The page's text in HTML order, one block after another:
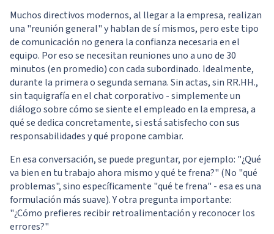
Muchos directivos modernos, al llegar a la empresa, realizan
una "reunión general" y hablan de sí mismos, pero este tipo
de comunicación no genera la confianza necesaria en el
equipo. Por eso se necesitan reuniones uno a uno de 30
minutos (en promedio) con cada subordinado. Idealmente,
durante la primera o segunda semana. Sin actas, sin RR.HH.,
sin taquigrafía en el chat corporativo - simplemente un
diálogo sobre cómo se siente el empleado en la empresa, a
qué se dedica concretamente, si está satisfecho con sus
responsabilidades y qué propone cambiar.
En esa conversación, se puede preguntar, por ejemplo: "¿Qué
va bien en tu trabajo ahora mismo y qué te frena?" (No "qué
problemas", sino específicamente "qué te frena" - esa es una
formulación más suave). Y otra pregunta importante:
"¿Cómo prefieres recibir retroalimentación y reconocer los
errores?"